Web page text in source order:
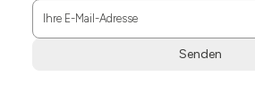
Ihre E-Mail-Adresse
Senden